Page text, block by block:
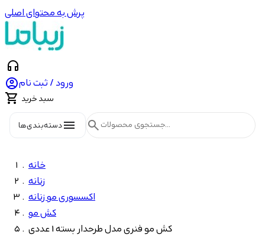
پرش به محتوای اصلی
headphones
ورود / ثبت نام
 سبد خرید
menuدسته‌بندی‌ها search
خانه
زنانه
اکسسوری مو زنانه
کش مو
کش مو فنری مدل طرحدار بسته 1 عددی